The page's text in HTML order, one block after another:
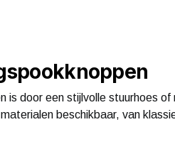
is door een stijlvolle stuurhoes of
beschikbaar, van